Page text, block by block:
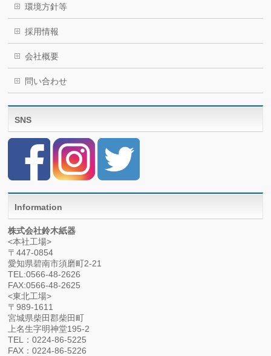
環境方針等
採用情報
会社概要
問い合わせ
SNS
Information
株式会社鈴木紙器
<本社工場>
〒447-0854
愛知県碧南市須磨町2-21
TEL:0566-48-2626
FAX:0566-48-2625
<東北工場>
〒989-1611
宮城県柴田郡柴田町
上名生字明神堂195-2
TEL：0224-86-5225
FAX：0224-86-5226